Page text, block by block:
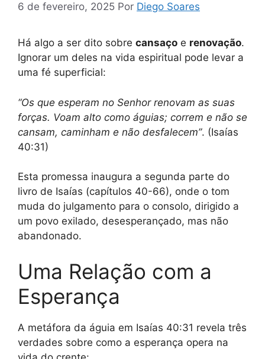
6 de fevereiro, 2025 Por Diego Soares
Há algo a ser dito sobre cansaço e renovação.
Ignorar um deles na vida espiritual pode levar a
uma fé superficial:
“Os que esperam no Senhor renovam as suas
forças. Voam alto como águias; correm e não se
cansam, caminham e não desfalecem”. (Isaías
40:31)
Esta promessa inaugura a segunda parte do
livro de Isaías (capítulos 40-66), onde o tom
muda do julgamento para o consolo, dirigido a
um povo exilado, desesperançado, mas não
abandonado.
Uma Relação com a
Esperança
A metáfora da águia em Isaías 40:31 revela três
verdades sobre como a esperança opera na